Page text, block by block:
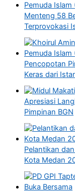
Menteng 58
Terprovokasi
Pencopotan
Keras dari
Apresiasi
Pimpinan BGN
Pelantikan
Kota Medan